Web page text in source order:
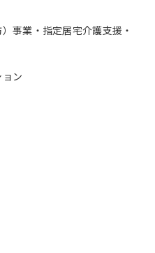
事業・指定居宅介護支援・
ン